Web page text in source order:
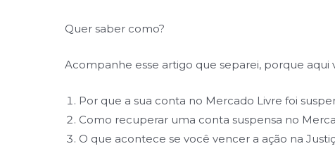
Quer saber como?
Acompanhe esse artigo que separei, porque aqui
Por que a sua conta no Mercado Livre foi
Como recuperar uma conta suspensa no
O que acontece se você vencer a ação na